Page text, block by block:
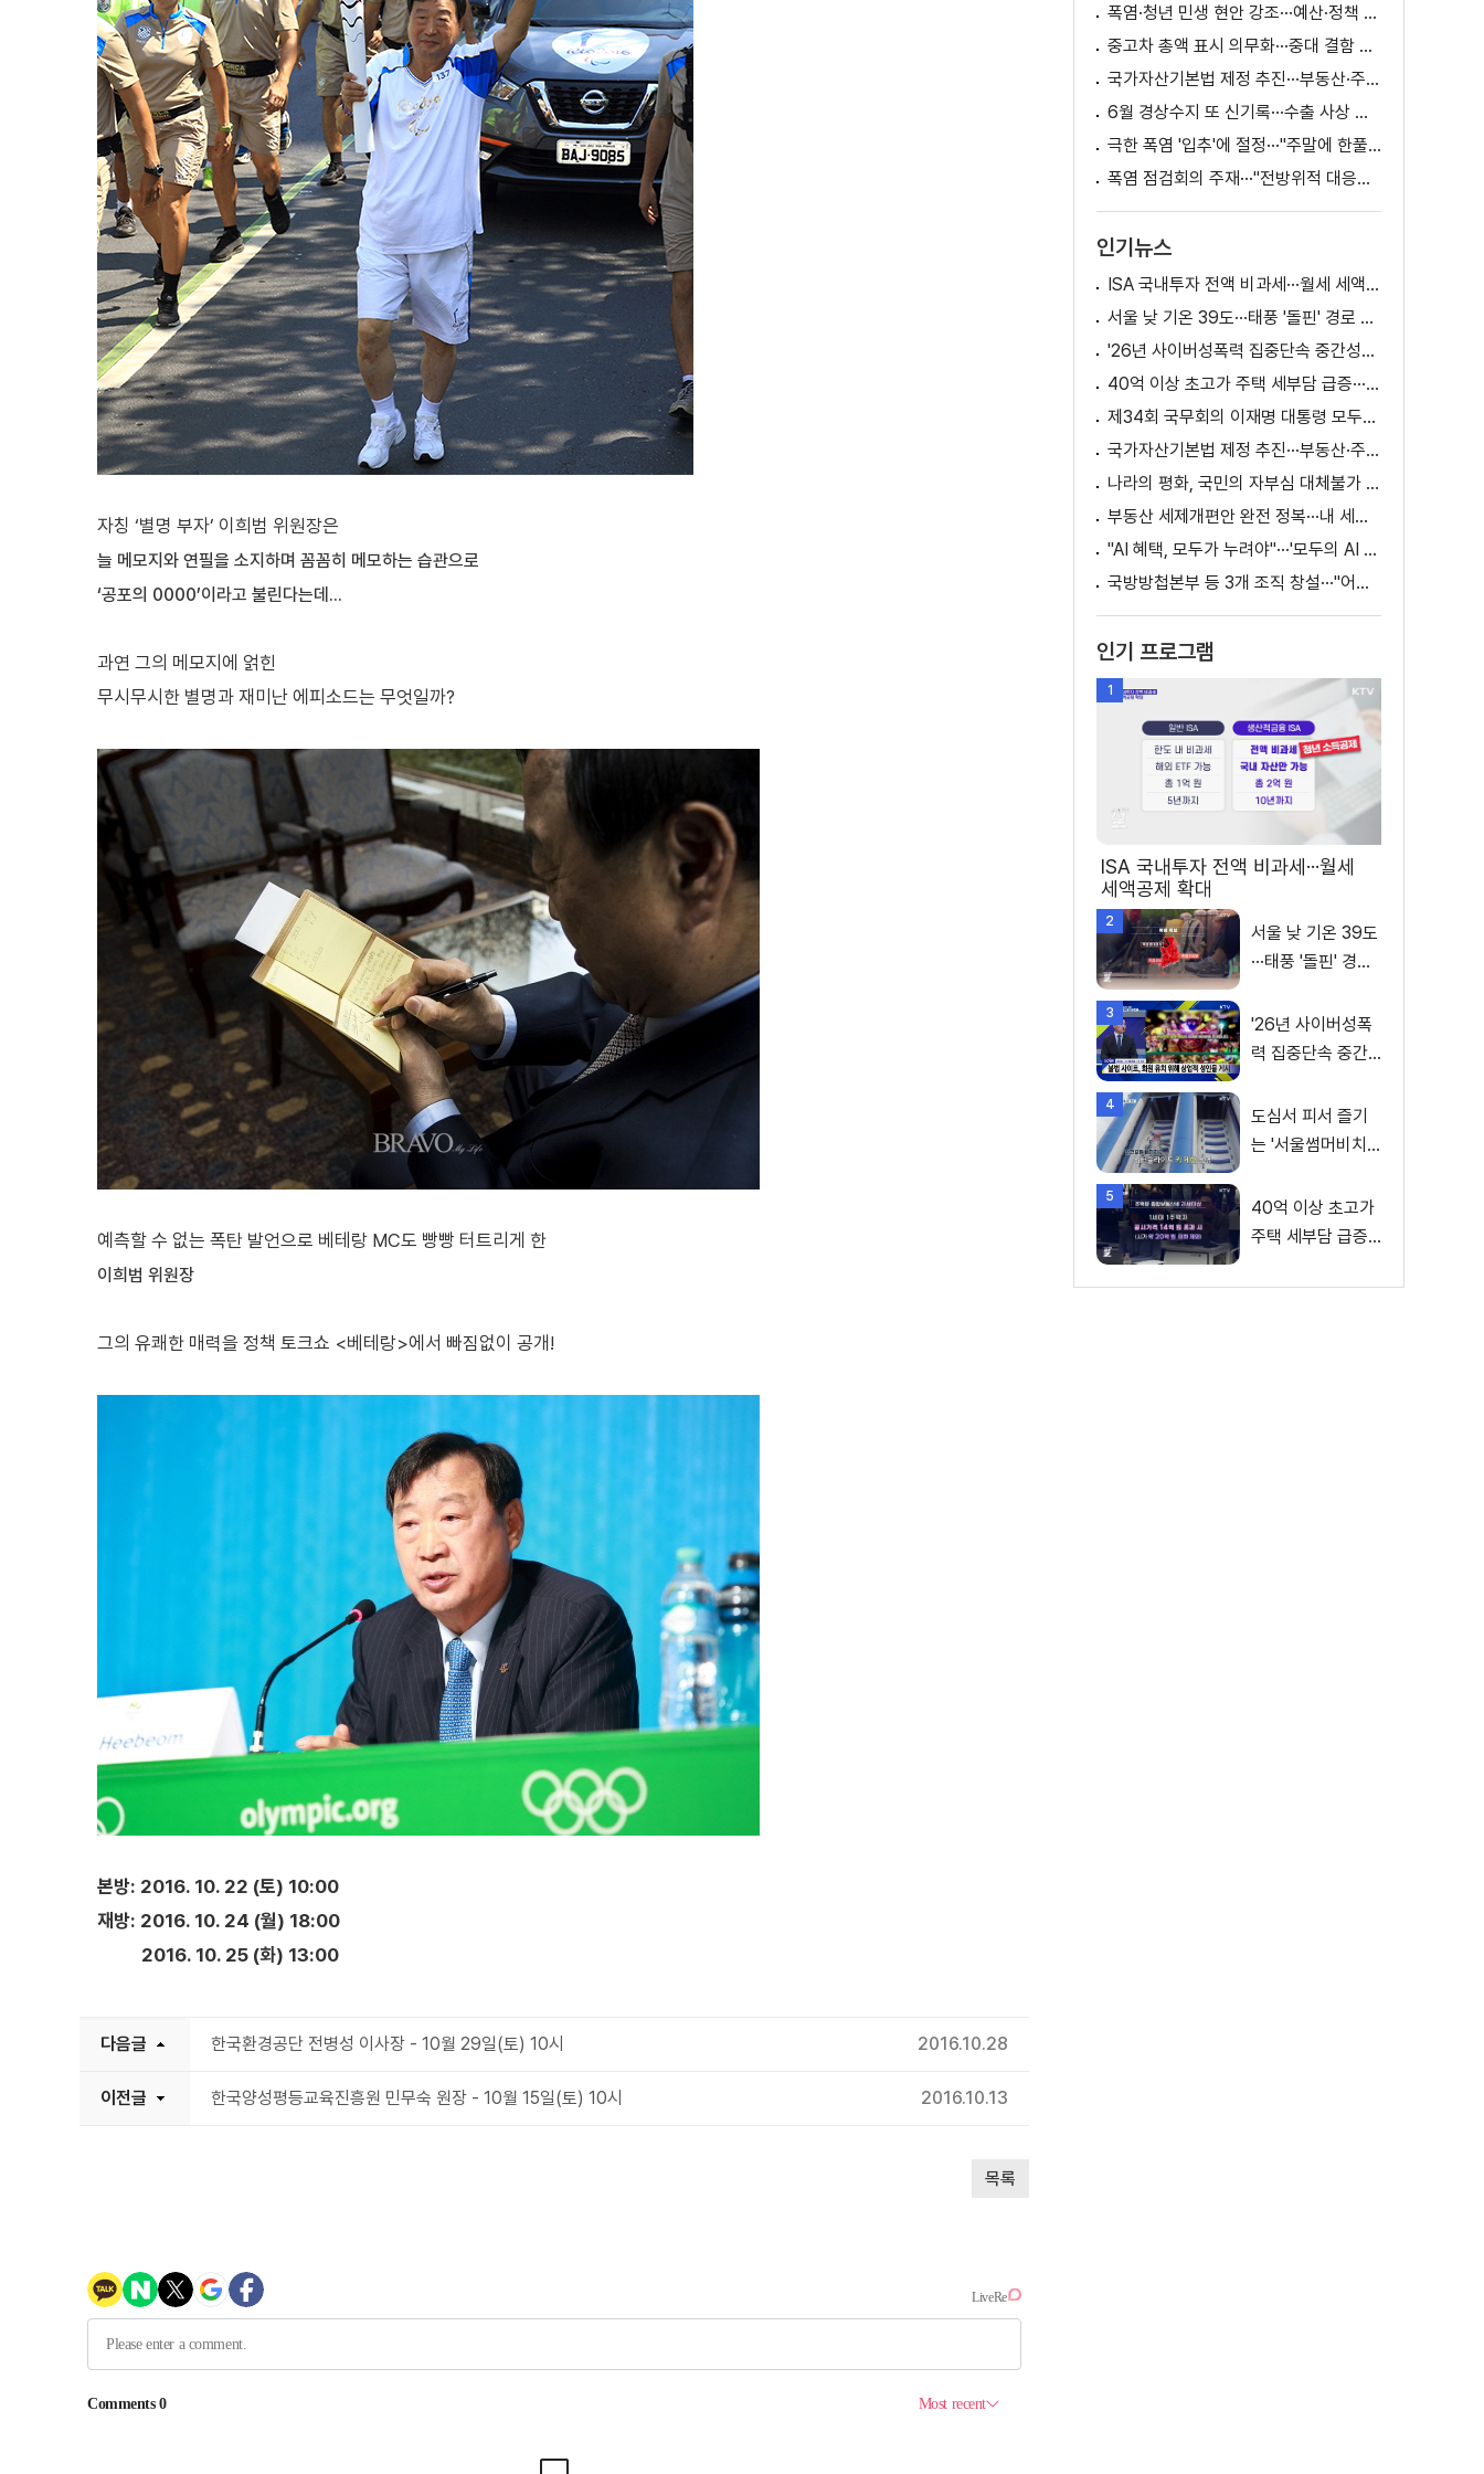
자칭 ‘별명 부자’ 이희범 위원장은
늘 메모지와 연필을 소지하며 꼼꼼히 메모하는 습관으로
‘공포의 0000’이라고 불린다는데...
과연 그의 메모지에 얽힌
무시무시한 별명과 재미난 에피소드는 무엇일까?
예측할 수 없는 폭탄 발언으로 베테랑 MC도 빵빵 터트리게 한
이희범 위원장
그의 유쾌한 매력을 정책 토크쇼 <베테랑>에서 빠짐없이 공개!
본방: 2016. 10. 22 (토) 10:00
재방: 2016. 10. 24 (월) 18:00
2016. 10. 25 (화) 13:00
다음글 한국환경공단 전병성 이사장 - 10월 29일(토) 10시 2016.10.28
이전글 한국양성평등교육진흥원 민무숙 원장 - 10월 15일(토) 10시 2016.10.13
목록
폭염·청년 민생 현안 강조···예산·정책 방향 제시
중고차 총액 표시 의무화···중대 결함 시 '계약 해제'
국가자산기본법 제정 추진···부동산·주식 등 통합 관리
6월 경상수지 또 신기록···수출 사상 첫 1천억 달러
극한 폭염 '입추'에 절정···"주말에 한풀 꺾인다"
폭염 점검회의 주재···"전방위적 대응체계 가동"
인기뉴스
ISA 국내투자 전액 비과세···월세 세액공제 확대
서울 낮 기온 39도···태풍 '돌핀' 경로 변수
'26년 사이버성폭력 집중단속 중간성과 발표···향후 추진계획은?
40억 이상 초고가 주택 세부담 급증···실수요자 보호 강화
제34회 국무회의 이재명 대통령 모두발언
국가자산기본법 제정 추진···부동산·주식 등 통합 관리
나라의 평화, 국민의 자부심 대체불가 대한민국 이재명 대통령 모두말씀
부동산 세제개편안 완전 정복···내 세금 어떻게 달라지나? [K-정책 사용법]
"AI 혜택, 모두가 누려야"···'모두의 AI 성장사다리' 출범
국방방첩본부 등 3개 조직 창설···"어두운 방첩사 결별"
인기 프로그램
1
ISA 국내투자 전액 비과세···월세
세액공제 확대
2
서울 낮 기온 39도
···태풍 '돌핀' 경로
3
'26년 사이버성폭
력 집중단속 중간
진계획은?
4
도심서 피서 즐기
는 '서울썸머비치'
5
40억 이상 초고가
주택 세부담 급증···
화